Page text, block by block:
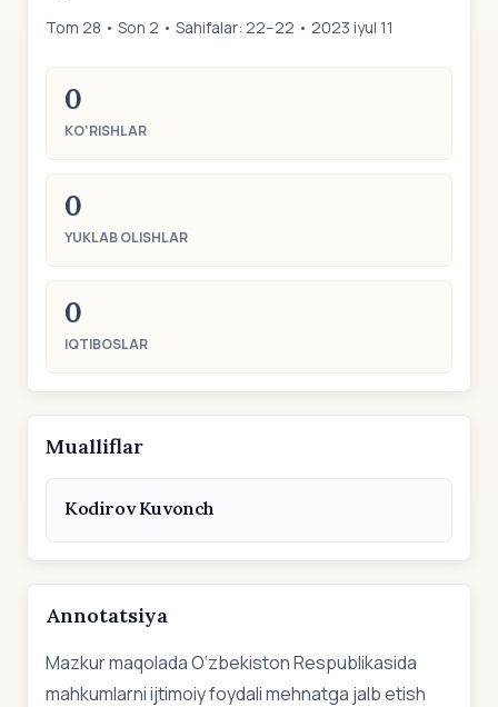
Tom 28 • Son 2 • Sahifalar: 22–22 • 2023 iyul 11
0
KO‘RISHLAR
0
YUKLAB OLISHLAR
0
IQTIBOSLAR
Mualliflar
Kodirov Kuvonch
Annotatsiya
Mazkur maqolada O‘zbekiston Respublikasida
mahkumlarni ijtimoiy foydali mehnatga jalb etish